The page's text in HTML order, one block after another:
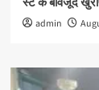
admin